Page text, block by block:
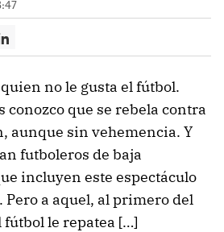
no le gusta el fútbol.
conozco que se rebela contra
aunque sin vehemencia. Y
futboleros de baja
incluyen este espectáculo
Pero a aquel, al primero del
fútbol le repatea […]